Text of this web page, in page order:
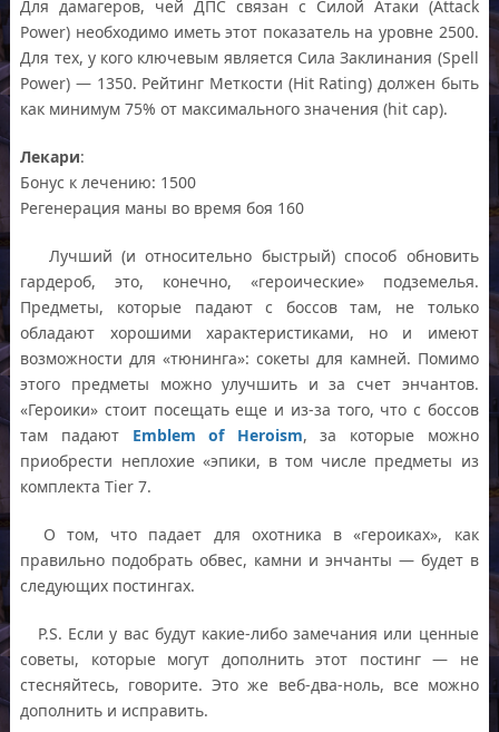
Для дамагеров, чей ДПС связан с Силой Атаки (Attack
Power) необходимо иметь этот показатель на уровне 2500.
Для тех, у кого ключевым является Сила Заклинания (Spell
Power) — 1350. Рейтинг Меткости (Hit Rating) должен быть
как минимум 75% от максимального значения (hit cap).
Лекари:
Бонус к лечению: 1500
Регенерация маны во время боя 160
Лучший (и относительно быстрый) способ обновить
гардероб, это, конечно, «героические» подземелья.
Предметы, которые падают с боссов там, не только
обладают хорошими характеристиками, но и имеют
возможности для «тюнинга»: сокеты для камней. Помимо
этого предметы можно улучшить и за счет энчантов.
«Героики» стоит посещать еще и из-за того, что с боссов
там падают Emblem of Heroism, за которые можно
приобрести неплохие «эпики, в том числе предметы из
комплекта Tier 7.
О том, что падает для охотника в «героиках», как
правильно подобрать обвес, камни и энчанты — будет в
следующих постингах.
P.S. Если у вас будут какие-либо замечания или ценные
советы, которые могут дополнить этот постинг — не
стесняйтесь, говорите. Это же веб-два-ноль, все можно
дополнить и исправить.